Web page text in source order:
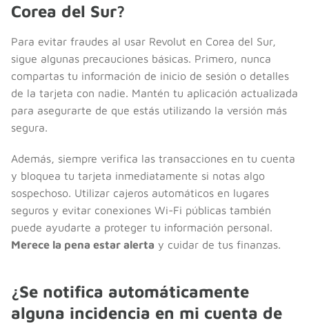
Corea del Sur?
Para evitar fraudes al usar Revolut en Corea del Sur,
sigue algunas precauciones básicas. Primero, nunca
compartas tu información de inicio de sesión o detalles
de la tarjeta con nadie. Mantén tu aplicación actualizada
para asegurarte de que estás utilizando la versión más
segura.
Además, siempre verifica las transacciones en tu cuenta
y bloquea tu tarjeta inmediatamente si notas algo
sospechoso. Utilizar cajeros automáticos en lugares
seguros y evitar conexiones Wi-Fi públicas también
puede ayudarte a proteger tu información personal.
Merece la pena estar alerta y cuidar de tus finanzas.
¿Se notifica automáticamente
alguna incidencia en mi cuenta de